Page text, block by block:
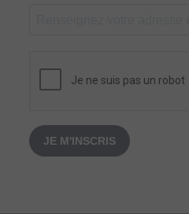
JE M'INSCRIS